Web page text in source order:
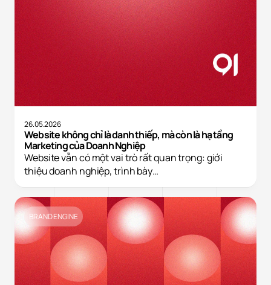
26.05.2026
Website không chỉ là danh thiếp, mà còn là hạ tầng
Marketing của Doanh Nghiệp
Website vẫn có một vai trò rất quan trọng: giới
thiệu doanh nghiệp, trình bày…
BRAND ENGINE